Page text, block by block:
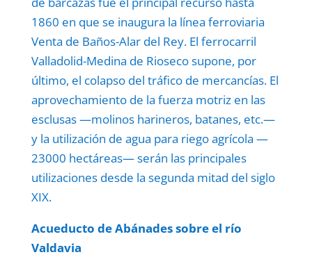
1860 en que se inaugura la línea ferroviaria
Venta de Baños-Alar del Rey. El ferrocarril
Valladolid-Medina de Rioseco supone, por
último, el colapso del tráfico de mercancías. El
aprovechamiento de la fuerza motriz en las
esclusas —molinos harineros, batanes, etc.—
y la utilización de agua para riego agrícola —
23000 hectáreas— serán las principales
utilizaciones desde la segunda mitad del siglo
XIX.
Acueducto de Abánades sobre el río
Valdavia